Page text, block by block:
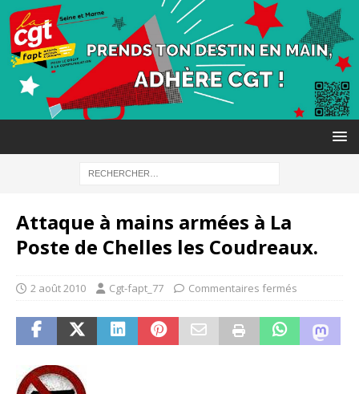
Attaque à mains armées à La
Poste de Chelles les Coudreaux.
2 août 2010 Cgt-fapt_77 Commentaires fermés